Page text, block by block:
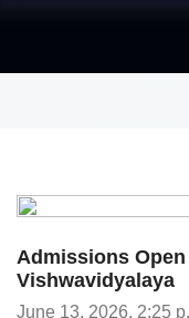
Admissions
Vishwavidyalaya
June 13, 2026, 2:25